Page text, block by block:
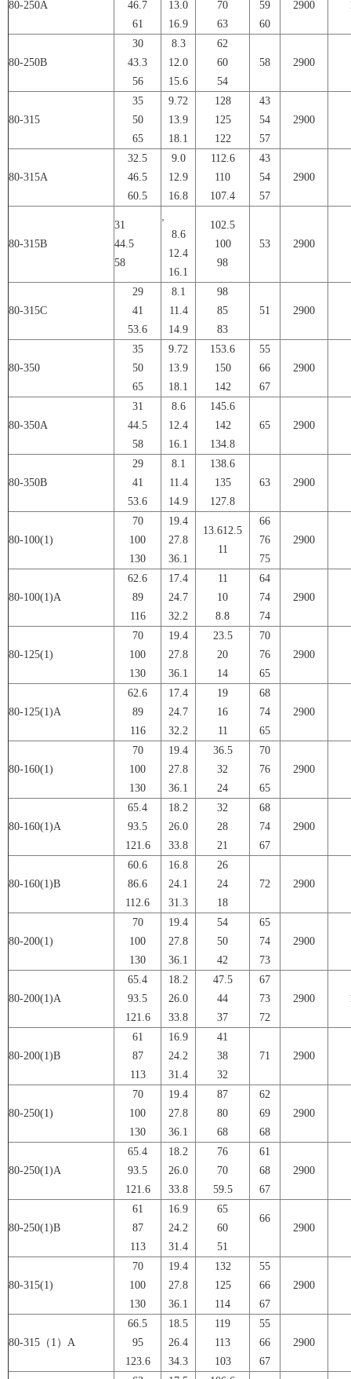
80-250A
46.7
61
13.0
16.9
70
63
59
60
2900
80-250B
30
43.3
56
8.3
12.0
15.6
62
60
54
58 2900
80-315
35
50
65
9.72
13.9
18.1
128
125
122
43
54
57
2900
80-315A
32.5
46.5
60.5
9.0
12.9
16.8
112.6
110
107.4
43
54
57
2900
80-315B
31
44.5
58
,
8.6
12.4
16.1
102.5
100
98
53 2900
80-315C
29
41
53.6
8.1
11.4
14.9
98
85
83
51 2900
80-350
35
50
65
9.72
13.9
18.1
153.6
150
142
55
66
67
2900
80-350A
31
44.5
58
8.6
12.4
16.1
145.6
142
134.8
65 2900
80-350B
29
41
53.6
8.1
11.4
14.9
138.6
135
127.8
63 2900
80-100(1)
70
100
130
19.4
27.8
36.1
13.612.5
11
66
76
75
2900
80-100(1)A
62.6
89
116
17.4
24.7
32.2
11
10
8.8
64
74
74
2900
80-125(1)
70
100
130
19.4
27.8
36.1
23.5
20
14
70
76
65
2900
80-125(1)A
62.6
89
116
17.4
24.7
32.2
19
16
11
68
74
65
2900
80-160(1)
70
100
130
19.4
27.8
36.1
36.5
32
24
70
76
65
2900
80-160(1)A
65.4
93.5
121.6
18.2
26.0
33.8
32
28
21
68
74
67
2900
80-160(1)B
60.6
86.6
112.6
16.8
24.1
31.3
26
24
18
72 2900
80-200(1)
70
100
130
19.4
27.8
36.1
54
50
42
65
74
73
2900
80-200(1)A
65.4
93.5
121.6
18.2
26.0
33.8
47.5
44
37
67
73
72
2900
80-200(1)B
61
87
113
16.9
24.2
31.4
41
38
32
71 2900
80-250(1)
70
100
130
19.4
27.8
36.1
87
80
68
62
69
68
2900
80-250(1)A
65.4
93.5
121.6
18.2
26.0
33.8
76
70
59.5
61
68
67
2900
80-250(1)B
61
87
113
16.9
24.2
31.4
65
60
51
66
2900
80-315(1)
70
100
130
19.4
27.8
36.1
132
125
114
55
66
67
2900
80-315（1）A
66.5
95
123.6
18.5
26.4
34.3
119
113
103
55
66
67
2900